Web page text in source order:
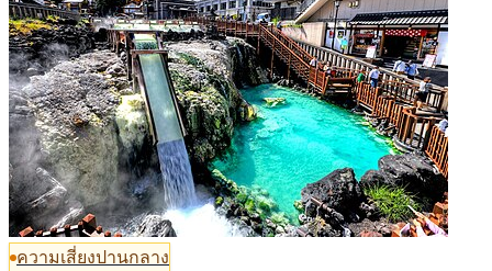
ความเสี่ยงปานกลาง